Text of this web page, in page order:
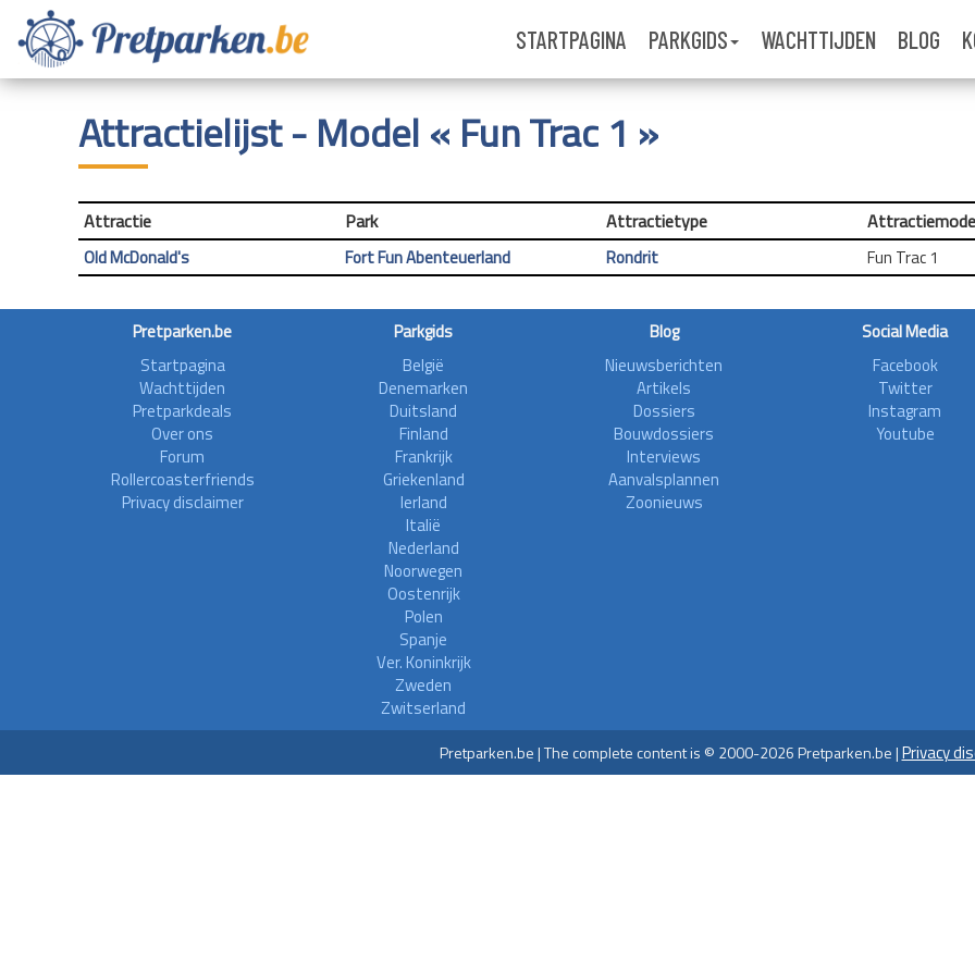
STARTPAGINA PARKGIDS WACHTTIJDEN BLOG
Attractielijst - Model « Fun Trac 1 »
Attractie Park Attractietype
Old McDonald's Fort Fun Abenteuerland Rondrit Fun Trac 1
Pretparken.be
Startpagina
Wachttijden
Pretparkdeals
Over ons
Forum
Rollercoasterfriends
Privacy disclaimer
Parkgids
België
Denemarken
Duitsland
Finland
Frankrijk
Griekenland
Ierland
Italië
Nederland
Noorwegen
Oostenrijk
Polen
Spanje
Ver. Koninkrijk
Zweden
Zwitserland
Blog
Nieuwsberichten
Artikels
Dossiers
Bouwdossiers
Interviews
Aanvalsplannen
Zoonieuws
Social Media
Facebook
Twitter
Instagram
Youtube
Pretparken.be | The complete content is © 2000-2026 Pretparken.be |Privacy